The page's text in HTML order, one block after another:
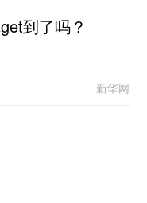
到了吗？
新华网